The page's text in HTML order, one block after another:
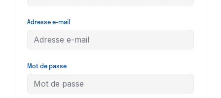
Adresse e-mail
Mot de passe